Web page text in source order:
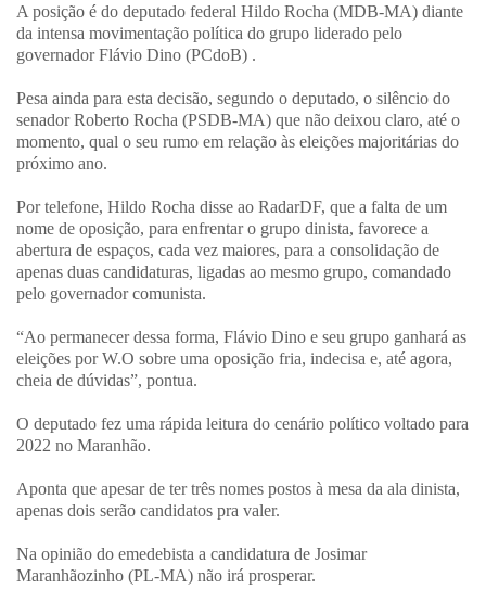
A posição é do deputado federal Hildo Rocha (MDB-MA) diante
da intensa movimentação política do grupo liderado pelo
governador Flávio Dino (PCdoB) .
Pesa ainda para esta decisão, segundo o deputado, o silêncio do
senador Roberto Rocha (PSDB-MA) que não deixou claro, até o
momento, qual o seu rumo em relação às eleições majoritárias do
próximo ano.
Por telefone, Hildo Rocha disse ao RadarDF, que a falta de um
nome de oposição, para enfrentar o grupo dinista, favorece a
abertura de espaços, cada vez maiores, para a consolidação de
apenas duas candidaturas, ligadas ao mesmo grupo, comandado
pelo governador comunista.
“Ao permanecer dessa forma, Flávio Dino e seu grupo ganhará as
eleições por W.O sobre uma oposição fria, indecisa e, até agora,
cheia de dúvidas”, pontua.
O deputado fez uma rápida leitura do cenário político voltado para
2022 no Maranhão.
Aponta que apesar de ter três nomes postos à mesa da ala dinista,
apenas dois serão candidatos pra valer.
Na opinião do emedebista a candidatura de Josimar
Maranhãozinho (PL-MA) não irá prosperar.